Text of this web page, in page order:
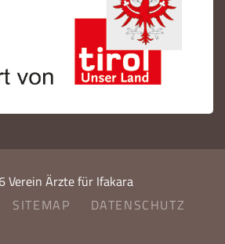
Verein Ärzte für Ifakara
SITEMAP DATENSCHUTZ